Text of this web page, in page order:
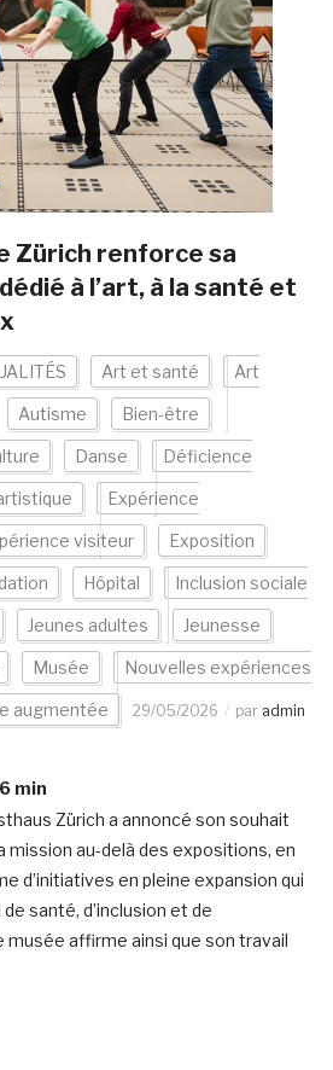
Zürich renforce sa
à l’art, à la santé et
Art et santé Art
Autisme Bien-être
Danse Déficience
Expérience
visiteur Exposition
Hôpital Inclusion sociale
Jeunes adultes Jeunesse
Musée Nouvelles expériences
augmentée 29/05/2026 par admin
6 min
Zürich a annoncé son souhait
mission au-delà des expositions, en
d’initiatives en pleine expansion qui
santé, d’inclusion et de
musée affirme ainsi que son travail